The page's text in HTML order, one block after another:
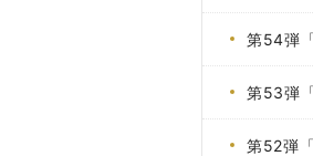
第54弾
第53弾
第52弾